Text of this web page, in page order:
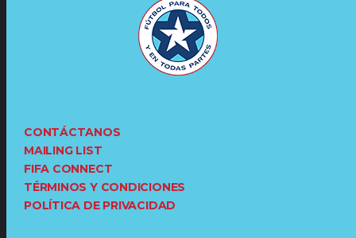
CONTÁCTANOS
MAILING LIST
FIFA CONNECT
TÉRMINOS Y CONDICIONES
POLÍTICA DE PRIVACIDAD